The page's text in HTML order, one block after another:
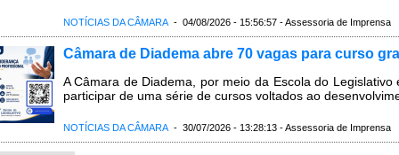
NOTÍCIAS DA CÂMARA- 04/08/2026 - 15:56:57 - Assessoria de Imprensa
Câmara de Diadema abre 70 vagas para curso
A Câmara de Diadema, por meio da Escola do
participar de uma série de cursos voltados ao
NOTÍCIAS DA CÂMARA- 30/07/2026 - 13:28:13 - Assessoria de Imprensa